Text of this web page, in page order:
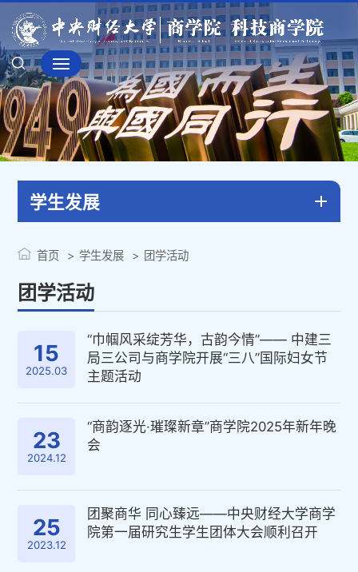
学生发展
团学活动
首页 学生发展 团学活动
15
2025.03
“巾帼风采绽芳华，古韵今情”—— 中建三
局三公司与商学院开展“三八”国际妇女节
主题活动
23
2024.12
“商韵逐光·璀璨新章”商学院2025年新年晚
会
25
2023.12
团聚商华 同心臻远——中央财经大学商学
院第一届研究生学生团体大会顺利召开